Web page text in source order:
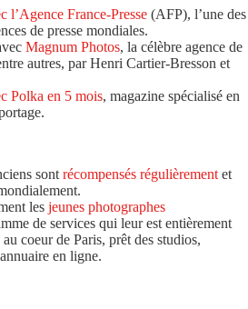
l’Agence France-Presse (AFP), l’une des
de presse mondiales.
Magnum Photos, la célèbre agence de
autres, par Henri Cartier-Bresson et
Polka en 5 mois, magazine spécialisé en
sontrécompensés régulièrementet
les jeunes photographes
de services qui leur est entièrement
coeur de Paris, prêt des studios,
en ligne.